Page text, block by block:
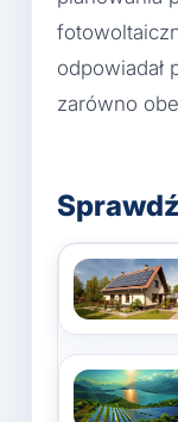
odpowiadał
zarówno